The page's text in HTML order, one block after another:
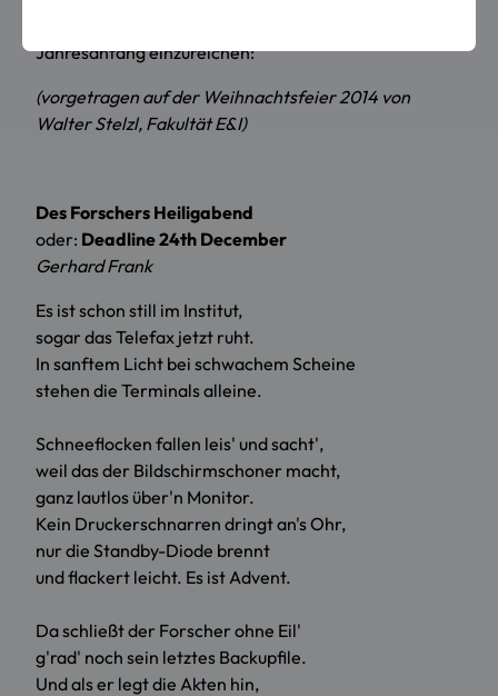
Jahresanfang einzureichen:
(vorgetragen auf der Weihnachtsfeier 2014 von
Walter Stelzl, Fakultät E&I)
Des Forschers Heiligabend
oder: Deadline 24th December
Gerhard Frank
Es ist schon still im Institut,
sogar das Telefax jetzt ruht.
In sanftem Licht bei schwachem Scheine
stehen die Terminals alleine.
Schneeflocken fallen leis' und sacht',
weil das der Bildschirmschoner macht,
ganz lautlos über'n Monitor.
Kein Druckerschnarren dringt an's Ohr,
nur die Standby-Diode brennt
und flackert leicht. Es ist Advent.
Da schließt der Forscher ohne Eil'
g'rad' noch sein letztes Backupfile.
Und als er legt die Akten hin,